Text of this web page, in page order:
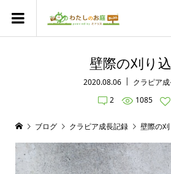
壁際の刈り
2020.08.06
クラピア
2
1085
ブログ クラピア成長記録 壁際の